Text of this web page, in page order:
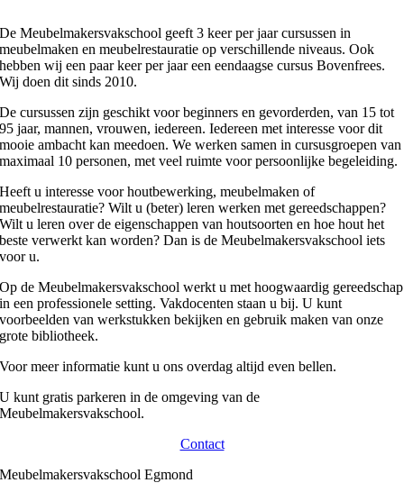
De Meubelmakersvakschool geeft 3 keer per jaar cursussen in
meubelmaken en meubelrestauratie op verschillende niveaus. Ook
hebben wij een paar keer per jaar een eendaagse cursus Bovenfrees.
Wij doen dit sinds 2010.
De cursussen zijn geschikt voor beginners en gevorderden, van 15 tot
95 jaar, mannen, vrouwen, iedereen. Iedereen met interesse voor dit
mooie ambacht kan meedoen. We werken samen in cursusgroepen van
maximaal 10 personen, met veel ruimte voor persoonlijke begeleiding.
Heeft u interesse voor houtbewerking, meubelmaken of
meubelrestauratie? Wilt u (beter) leren werken met gereedschappen?
Wilt u leren over de eigenschappen van houtsoorten en hoe hout het
beste verwerkt kan worden? Dan is de Meubelmakersvakschool iets
voor u.
Op de Meubelmakersvakschool werkt u met hoogwaardig gereedschap
in een professionele setting. Vakdocenten staan u bij. U kunt
voorbeelden van werkstukken bekijken en gebruik maken van onze
grote bibliotheek.
Voor meer informatie kunt u ons overdag altijd even bellen.
U kunt gratis parkeren in de omgeving van de
Meubelmakersvakschool.
Contact
Meubelmakersvakschool Egmond